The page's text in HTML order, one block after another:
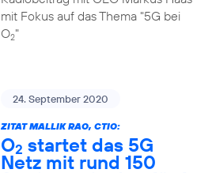
mit Fokus auf das Thema "5G bei
O2"
24. September 2020
ZITAT MALLIK RAO, CTIO:
O2 startet das 5G
Netz mit rund 150